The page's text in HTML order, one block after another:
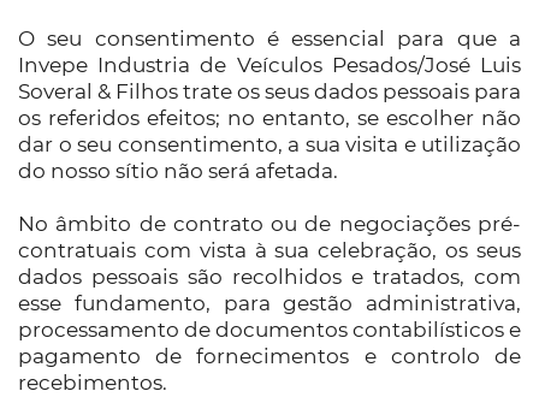
O seu consentimento é essencial para que a
Invepe Industria de Veículos Pesados/José Luis
Soveral & Filhos trate os seus dados pessoais para
os referidos efeitos; no entanto, se escolher não
dar o seu consentimento, a sua visita e utilização
do nosso sítio não será afetada.
No âmbito de contrato ou de negociações pré-
contratuais com vista à sua celebração, os seus
dados pessoais são recolhidos e tratados, com
esse fundamento, para gestão administrativa,
processamento de documentos contabilísticos e
pagamento de fornecimentos e controlo de
recebimentos.